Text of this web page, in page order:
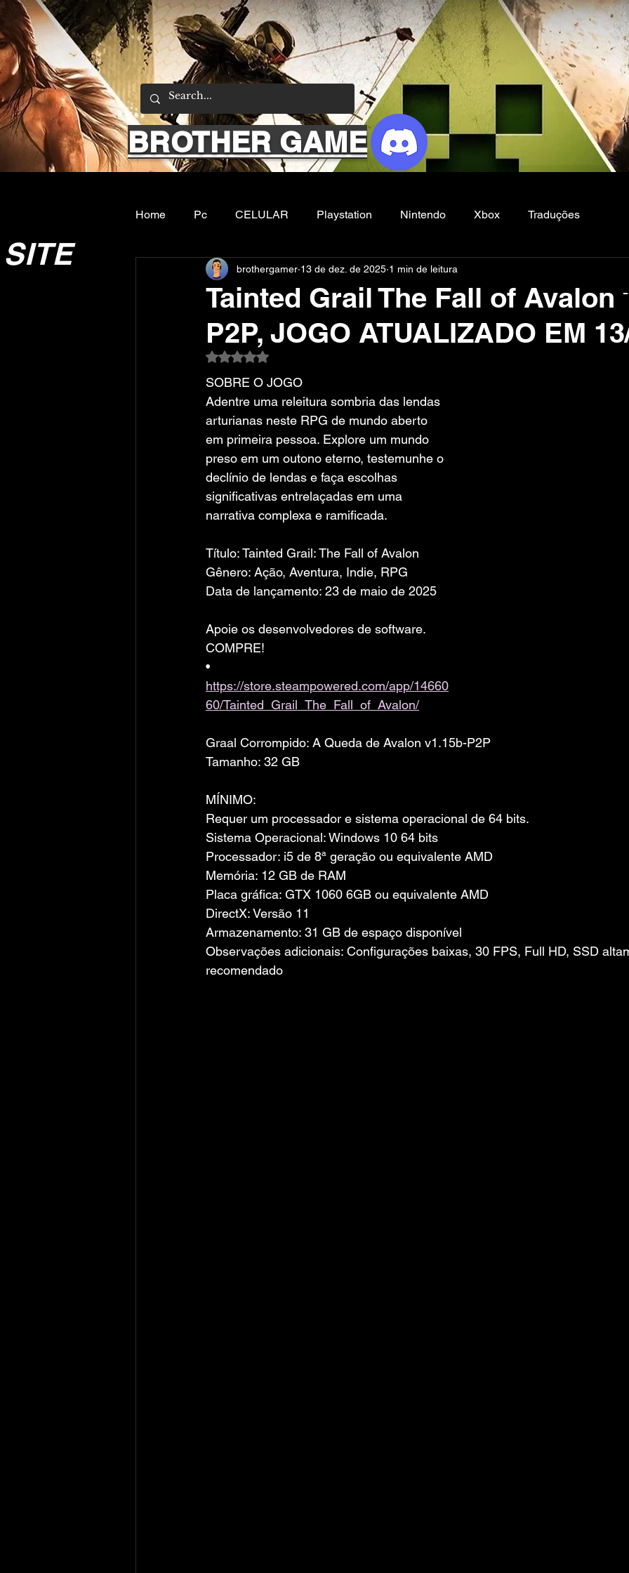
BROTHER GAME
Home Pc CELULAR Playstation Nintendo Xbox Traduções
Emuladores Sobre nos Filmes e Series Noticias
Tainted Grail The Fall of Avalon
P2P, JOGO ATUALIZADO EM
brothergamer 13 de dez. de 2025 1 min de leitura
Avaliado com NaN de 5 estrelas.
SOBRE O JOGO
Adentre uma releitura sombria das lendas
arturianas neste RPG de mundo aberto
em primeira pessoa. Explore um mundo
preso em um outono eterno, testemunhe o
declínio de lendas e faça escolhas
significativas entrelaçadas em uma
narrativa complexa e ramificada.
Título: Tainted Grail: The Fall of Avalon
Gênero: Ação, Aventura, Indie, RPG
Data de lançamento: 23 de maio de 2025
Apoie os desenvolvedores de software.
COMPRE!
•
https://store.steampowered.com/app/14660
60/Tainted_Grail_The_Fall_of_Avalon/
Graal Corrompido: A Queda de Avalon v1.15b-P2P
Tamanho: 32 GB
MÍNIMO:
Requer um processador e sistema operacional de 64 bits.
Sistema Operacional: Windows 10 64 bits
Processador: i5 de 8ª geração ou equivalente AMD
Memória: 12 GB de RAM
Placa gráfica: GTX 1060 6GB ou equivalente AMD
DirectX: Versão 11
Armazenamento: 31 GB de espaço disponível
Observações adicionais: Configurações baixas, 30 FPS, Full HD, SSD
recomendado